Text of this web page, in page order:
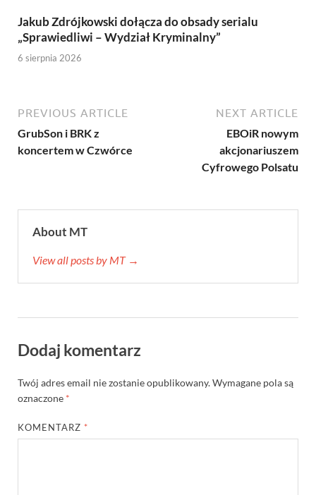
Jakub Zdrójkowski dołącza do obsady serialu
„Sprawiedliwi – Wydział Kryminalny”
6 sierpnia 2026
PREVIOUS ARTICLE
GrubSon i BRK z
koncertem w Czwórce
NEXT ARTICLE
EBOiR nowym
akcjonariuszem
Cyfrowego Polsatu
About MT
View all posts by MT →
Dodaj komentarz
Twój adres email nie zostanie opublikowany.Wymagane pola są
oznaczone *
KOMENTARZ *